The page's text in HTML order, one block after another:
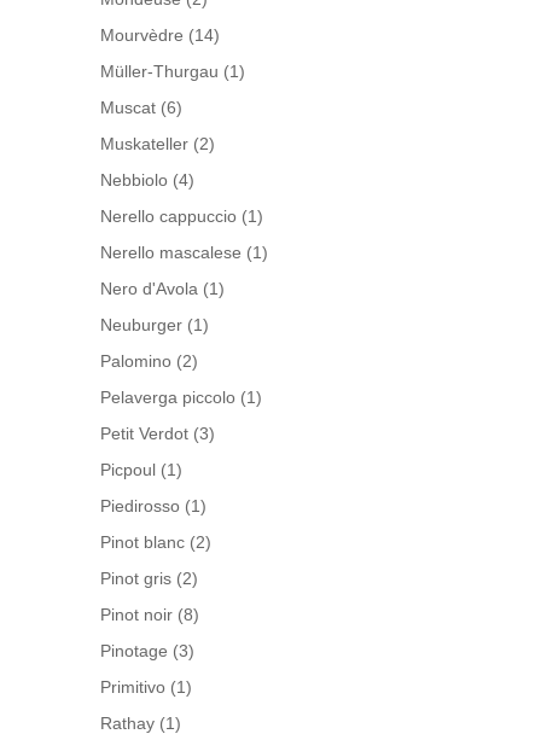
Mourvèdre (14)
Müller-Thurgau (1)
Muscat (6)
Muskateller (2)
Nebbiolo (4)
Nerello cappuccio (1)
Nerello mascalese (1)
Nero d'Avola (1)
Neuburger (1)
Palomino (2)
Pelaverga piccolo (1)
Petit Verdot (3)
Picpoul (1)
Piedirosso (1)
Pinot blanc (2)
Pinot gris (2)
Pinot noir (8)
Pinotage (3)
Primitivo (1)
Rathay (1)